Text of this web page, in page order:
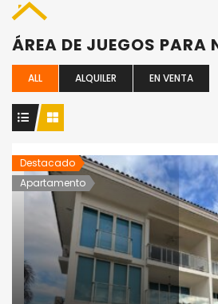
ÁREA DE JUEGOS PARA
ALL ALQUILER EN VENTA
Destacado
Apartamento